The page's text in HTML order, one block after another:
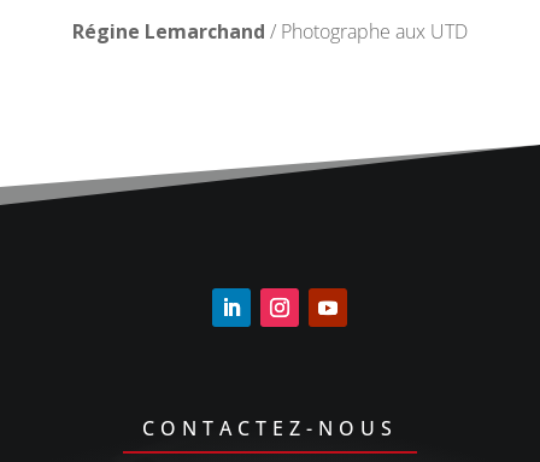
Régine Lemarchand / Photographe aux UTD
CONTACTEZ-NOUS